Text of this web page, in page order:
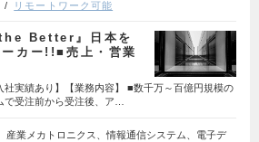
リモートワーク可能
Better』日本を
カー!!■売上・営業
社実績あり】【業務内容】 ■数千万～百億円規模の
受注前から受注後、ア…
産業メカトロニクス、情報通信システム、電子デ